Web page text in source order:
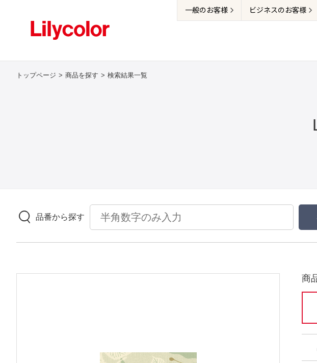
一般のお客様 ビジネスのお客様
トップページ 商品を探す 検索結果一覧
品番から探す
商